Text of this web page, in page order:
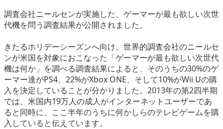
イベント/セミナー
eスポーツ
調査会社ニールセンが実施した、ゲーマーが最も欲しい次世
代機を問う調査結果が公開されました。
きたるホリデーシーズンへ向け、世界的調査会社のニールセ
ンが米国を対象におこなった「ゲーマーが最も欲しい次世代
機は何か」を調べる調査結果によると、そのうちの30%のゲ
ーマー達がPS4、22%がXbox ONE、そして10%がWii Uの購
入を決定していることが分かりました。2013年の第2四半期
では、米国内19万人の成人がインターネットユーザーであ
ると同時に、ここ半年のうちに何かしらのテレビゲームを購
入していると伝えています。